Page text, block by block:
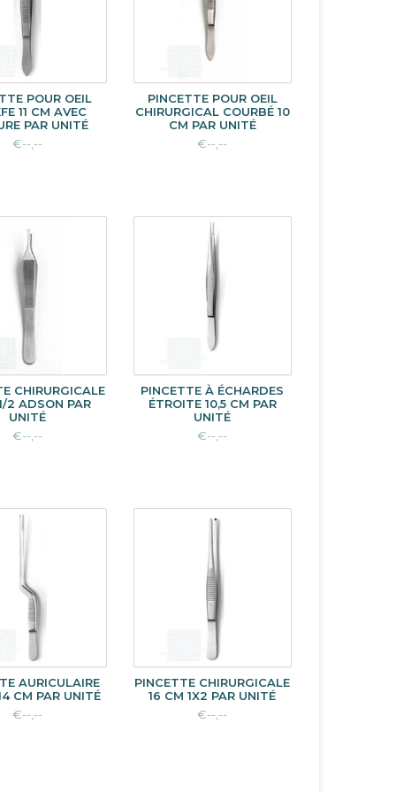
POUR OEIL
11 CM AVEC
PAR UNITÉ
€--,--
PINCETTE POUR OEIL
CHIRURGICAL COURBÉ 10
CM PAR UNITÉ
€--,--
CHIRURGICALE
2 ADSON PAR
UNITÉ
€--,--
PINCETTE À ÉCHARDES
ÉTROITE 10,5 CM PAR
UNITÉ
€--,--
AURICULAIRE
CM PAR UNITÉ
€--,--
PINCETTE CHIRURGICALE
16 CM 1X2 PAR UNITÉ
€--,--